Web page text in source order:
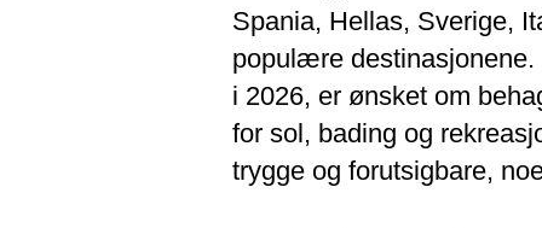
Spania, Hellas, Sverige,
populære destinasjonene.
i 2026, er ønsket om
for sol, bading og
trygge og forutsigbare,